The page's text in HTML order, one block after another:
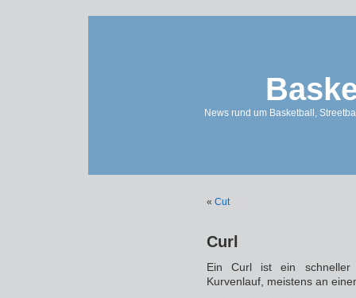
News rund um Basketball,
« Cut
Curl
Ein Curl ist ein schneller
Kurvenlauf, meistens an